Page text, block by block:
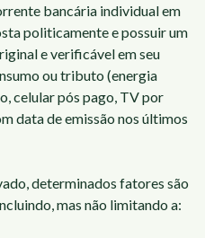
bancária individual em
politicamente e possuir um
e verificável em seu
ou tributo (energia
celular pós pago, TV por
data de emissão nos últimos
determinados fatores são
mas não limitando a: